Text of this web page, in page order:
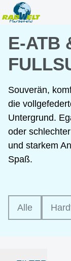
E-ATB
Souverän,
die
Untergrund.
oder
und starkem
Spaß.
Alle